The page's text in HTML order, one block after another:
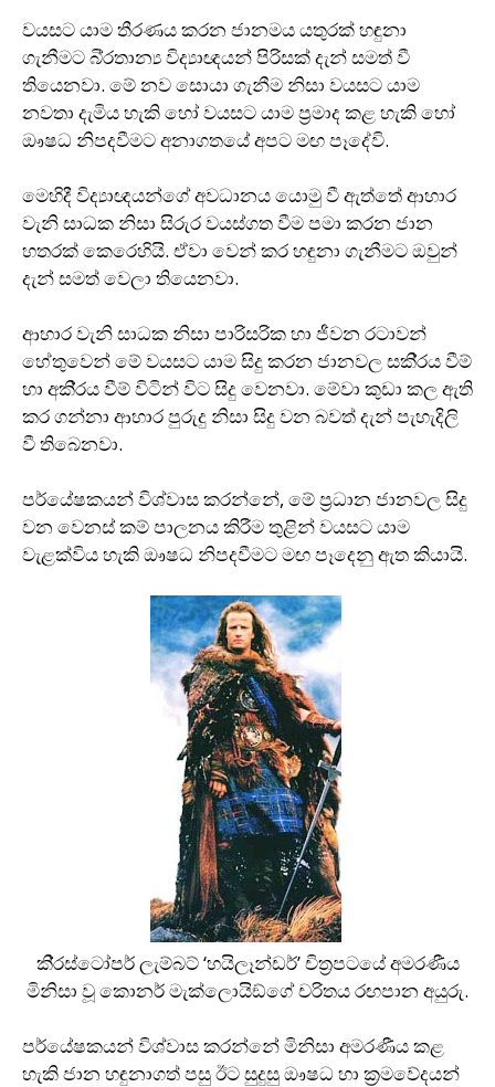
වයසට යාම තීරණය කරන ජානමය යතුරක් හඳුනා
ගැනීමට බි‍්‍රතාන්‍ය විද්‍යාඥයන් පිරිසක් දැන් සමත් වී
තියෙනවා. මේ නව සොයා ගැනීම නිසා වයසට යාම
නවතා දැමිය හැකි හෝ වයසට යාම ප‍්‍රමාද කළ හැකි හෝ
ඖෂධ නිපදවීමට අනාගතයේ අපට මඟ පෑදේවි.
මෙහිදී විද්‍යාඥයන්ගේ අවධානය යොමු වී ඇත්තේ ආහාර
වැනි සාධක නිසා සිරුර වයස්ගත වීම පමා කරන ජාන
හතරක් කෙරෙහියි. ඒවා වෙන් කර හඳුනා ගැනීමට ඔවුන්
දැන් සමත් වෙලා තියෙනවා.
ආහාර වැනි සාධක නිසා පාරිසරික හා ජීවන රටාවන්
හේතුවෙන් මේ වයසට යාම සිදු කරන ජානවල සකි‍්‍රය වීම්
හා අකි‍්‍රය වීම් විටින් විට සිදු වෙනවා. මේවා කුඩා කල ඇති
කර ගන්නා ආහාර පුරුදු නිසා සිදු වන බවත් දැන් පැහැදිලි
වී තිබෙනවා.
පර්යේෂකයන් විශ්වාස කරන්නේ, මේ ප‍්‍රධාන ජානවල සිදු
වන වෙනස් කම් පාලනය කිරීම තුළින් වයසට යාම
වැළක්විය හැකි ඖෂධ නිපදවීමට මඟ පෑදෙනු ඇත කියායි.
කි‍්‍රස්ටෝපර් ලැම්බට් ‘හයිලෑන්ඩර්’ චිත‍්‍රපටයේ අමරණීය
මිනිසා වූ කොනර් මැක්ලොයිඞ්ගේ චරිතය රඟපාන අයුරු.
පර්යේෂකයන් විශ්වාස කරන්නේ මිනිසා අමරණීය කළ
හැකි ජාන හඳුනාගත් පසු ඊට සුදුසු ඖෂධ හා ක‍්‍රමවේදයන්